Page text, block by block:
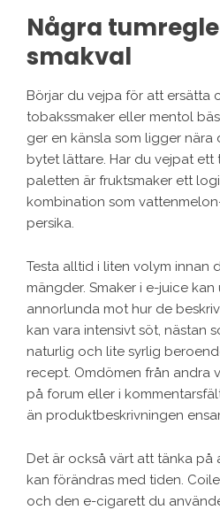
Några
smakval
Börjar du vejpa för att ersätta
tobakssmaker eller mentol
ger en känsla som ligger
bytet lättare. Har du vejpat
paletten är fruktsmaker ett
kombination som
persika.
Testa alltid i liten volym innan
mängder. Smaker i e-juice
annorlunda mot hur de
kan vara intensivt söt, nästan
naturlig och lite syrlig
recept. Omdömen från andra
på forum eller i
än produktbeskrivningen
Det är också värt att tänka på
kan förändras med tiden.
och den e-cigarett du